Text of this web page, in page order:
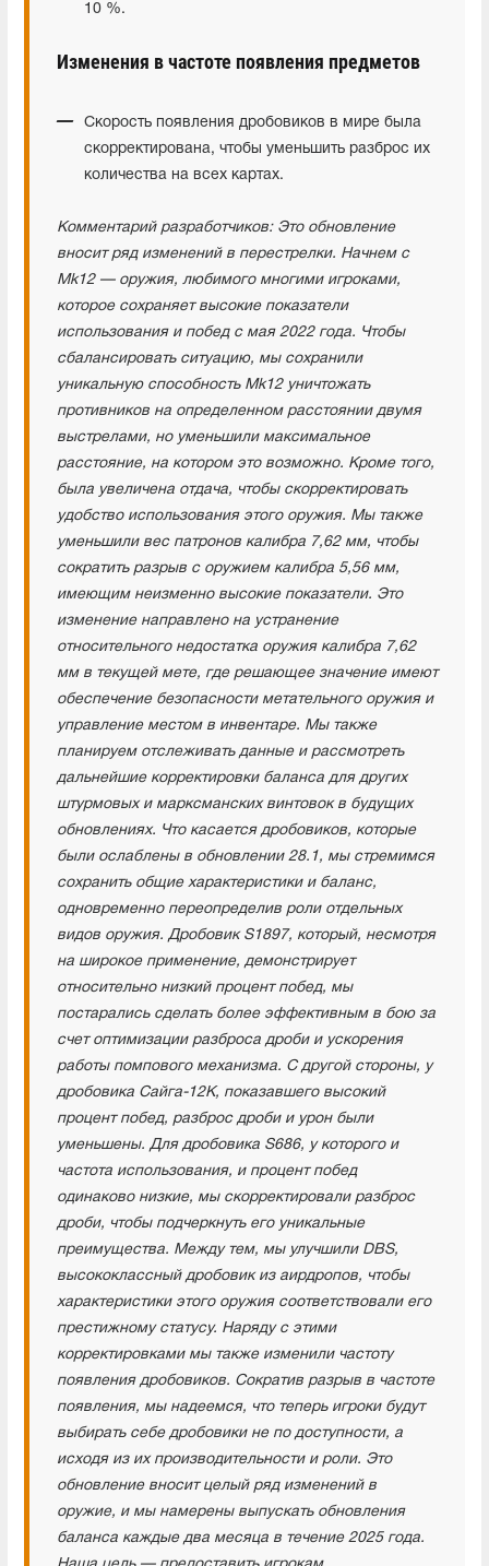
10 %.
Изменения в частоте появления предметов
Скорость появления дробовиков в мире была
скорректирована, чтобы уменьшить разброс их
количества на всех картах.
Комментарий разработчиков: Это обновление
вносит ряд изменений в перестрелки. Начнем с
Mk12 — оружия, любимого многими игроками,
которое сохраняет высокие показатели
использования и побед с мая 2022 года. Чтобы
сбалансировать ситуацию, мы сохранили
уникальную способность Mk12 уничтожать
противников на определенном расстоянии двумя
выстрелами, но уменьшили максимальное
расстояние, на котором это возможно. Кроме того,
была увеличена отдача, чтобы скорректировать
удобство использования этого оружия. Мы также
уменьшили вес патронов калибра 7,62 мм, чтобы
сократить разрыв с оружием калибра 5,56 мм,
имеющим неизменно высокие показатели. Это
изменение направлено на устранение
относительного недостатка оружия калибра 7,62
мм в текущей мете, где решающее значение имеют
обеспечение безопасности метательного оружия и
управление местом в инвентаре. Мы также
планируем отслеживать данные и рассмотреть
дальнейшие корректировки баланса для других
штурмовых и марксманских винтовок в будущих
обновлениях. Что касается дробовиков, которые
были ослаблены в обновлении 28.1, мы стремимся
сохранить общие характеристики и баланс,
одновременно переопределив роли отдельных
видов оружия. Дробовик S1897, который, несмотря
на широкое применение, демонстрирует
относительно низкий процент побед, мы
постарались сделать более эффективным в бою за
счет оптимизации разброса дроби и ускорения
работы помпового механизма. С другой стороны, у
дробовика Сайга-12К, показавшего высокий
процент побед, разброс дроби и урон были
уменьшены. Для дробовика S686, у которого и
частота использования, и процент побед
одинаково низкие, мы скорректировали разброс
дроби, чтобы подчеркнуть его уникальные
преимущества. Между тем, мы улучшили DBS,
высококлассный дробовик из аирдропов, чтобы
характеристики этого оружия соответствовали его
престижному статусу. Наряду с этими
корректировками мы также изменили частоту
появления дробовиков. Сократив разрыв в частоте
появления, мы надеемся, что теперь игроки будут
выбирать себе дробовики не по доступности, а
исходя из их производительности и роли. Это
обновление вносит целый ряд изменений в
оружие, и мы намерены выпускать обновления
баланса каждые два месяца в течение 2025 года.